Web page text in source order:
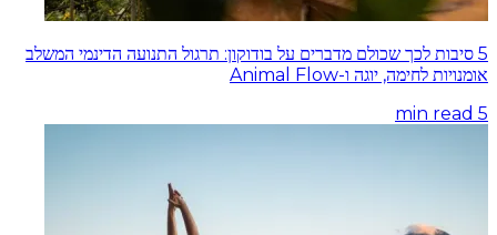
5 סיבות לכך שכולם מדברים על בודוקון: תרגול התנועה הדינמי המשלב
אומנויות לחימה, יוגה ו-Animal Flow
5